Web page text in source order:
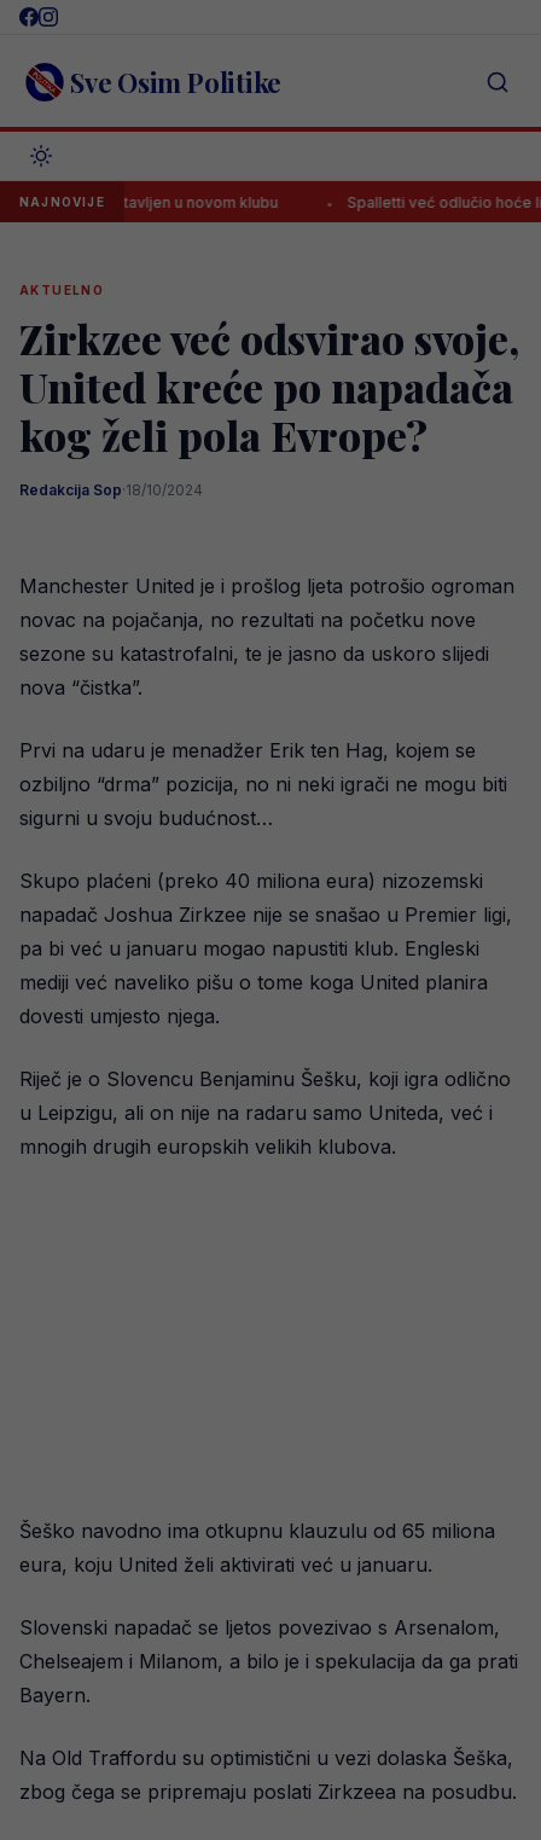
Skip
content Sve Osim Politike
NAJNOVIJE
predstavljen u novom klubu Spalletti već odlučio hoće li
AKTUELNO
Zirkzee već odsvirao svoje,
United kreće po napadača
kog želi pola Evrope?
Redakcija Sop·18/10/2024
Manchester United je i prošlog ljeta potrošio ogroman
novac na pojačanja, no rezultati na početku nove
sezone su katastrofalni, te je jasno da uskoro slijedi
nova “čistka”.
Prvi na udaru je menadžer Erik ten Hag, kojem se
ozbiljno “drma” pozicija, no ni neki igrači ne mogu biti
sigurni u svoju budućnost…
Skupo plaćeni (preko 40 miliona eura) nizozemski
napadač Joshua Zirkzee nije se snašao u Premier ligi,
pa bi već u januaru mogao napustiti klub. Engleski
mediji već naveliko pišu o tome koga United planira
dovesti umjesto njega.
Riječ je o Slovencu Benjaminu Šešku, koji igra odlično
u Leipzigu, ali on nije na radaru samo Uniteda, već i
mnogih drugih europskih velikih klubova.
Šeško navodno ima otkupnu klauzulu od 65 miliona
eura, koju United želi aktivirati već u januaru.
Slovenski napadač se ljetos povezivao s Arsenalom,
Chelseajem i Milanom, a bilo je i spekulacija da ga prati
Bayern.
Na Old Traffordu su optimistični u vezi dolaska Šeška,
zbog čega se pripremaju poslati Zirkzeea na posudbu.